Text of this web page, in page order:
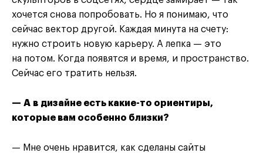
хочется снова попробовать. Но я понимаю, что
сейчас вектор другой. Каждая минута на счету:
нужно строить новую карьеру. А лепка — это
на потом. Когда появятся и время, и пространство.
Сейчас его тратить нельзя.
— А в дизайне есть какие-то ориентиры,
которые вам особенно близки?
— Мне очень нравится, как сделаны сайты